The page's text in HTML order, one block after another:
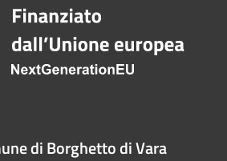
di Borghetto di Vara